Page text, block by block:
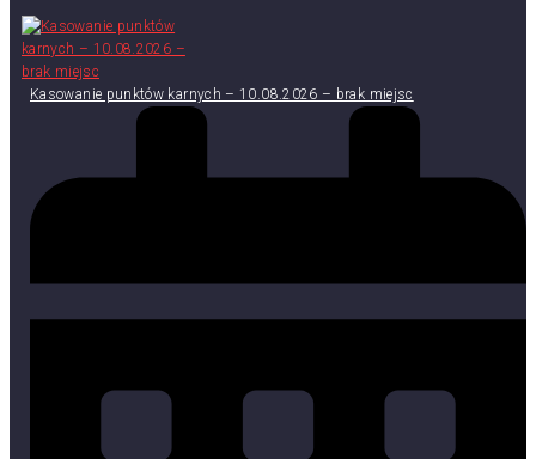
Kasowanie punktów karnych – 10.08.2026 – brak miejsc